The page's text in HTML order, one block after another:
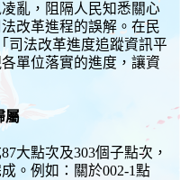
亂，阻隔人民知悉關心
改革進程的誤解。在民
司法改革進度追蹤資訊平
單位落實的進度，讓資
屬
大點次及303個子點次，
。例如：關於002-1點